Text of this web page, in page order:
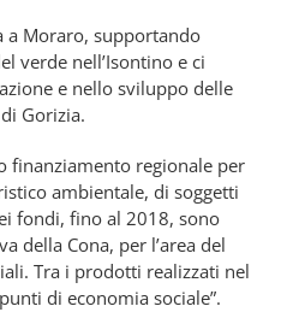
a Moraro, supportando
verde nell’Isontino e ci
e nello sviluppo delle
Gorizia.
finanziamento regionale per
ambientale, di soggetti
fondi, fino al 2018, sono
della Cona, per l’area del
Tra i prodotti realizzati nel
di economia sociale”.